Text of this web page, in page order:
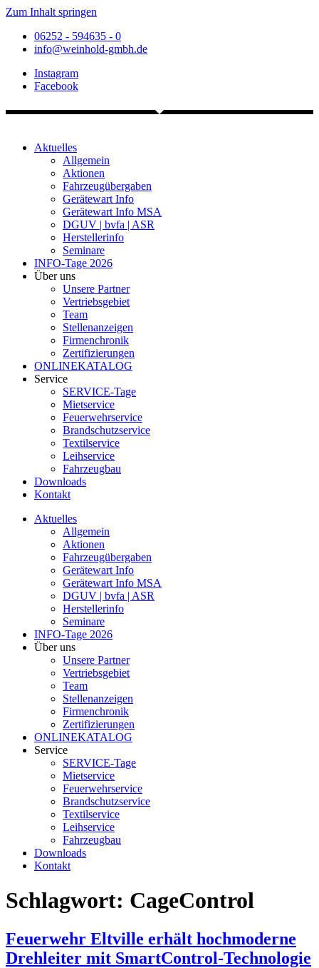
Zum Inhalt springen
06252 - 594635 - 0
info@weinhold-gmbh.de
Instagram
Facebook
Aktuelles
Allgemein
Aktionen
Fahrzeugübergaben
Gerätewart Info
Gerätewart Info MSA
DGUV | bvfa | ASR
Herstellerinfo
Seminare
INFO-Tage 2026
Über uns
Unsere Partner
Vertriebsgebiet
Team
Stellenanzeigen
Firmenchronik
Zertifizierungen
ONLINEKATALOG
Service
SERVICE-Tage
Mietservice
Feuerwehrservice
Brandschutzservice
Textilservice
Leihservice
Fahrzeugbau
Downloads
Kontakt
Aktuelles
Allgemein
Aktionen
Fahrzeugübergaben
Gerätewart Info
Gerätewart Info MSA
DGUV | bvfa | ASR
Herstellerinfo
Seminare
INFO-Tage 2026
Über uns
Unsere Partner
Vertriebsgebiet
Team
Stellenanzeigen
Firmenchronik
Zertifizierungen
ONLINEKATALOG
Service
SERVICE-Tage
Mietservice
Feuerwehrservice
Brandschutzservice
Textilservice
Leihservice
Fahrzeugbau
Downloads
Kontakt
Schlagwort: CageControl
Feuerwehr Eltville erhält hochmoderne
Drehleiter mit SmartControl-Technologie